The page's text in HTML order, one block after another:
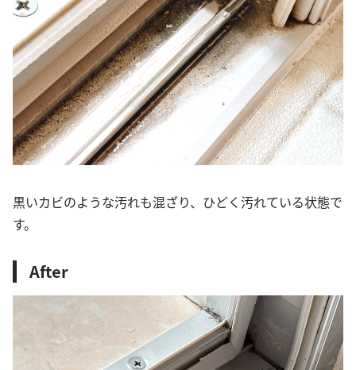
黒いカビのような汚れも混ざり、ひどく汚れている状態で
す。
After